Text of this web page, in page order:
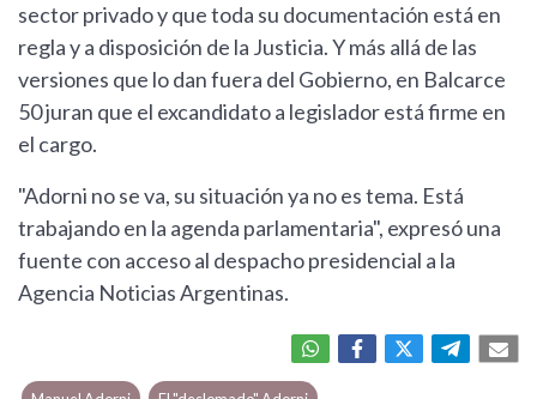
sector privado y que toda su documentación está en
regla y a disposición de la Justicia. Y más allá de las
versiones que lo dan fuera del Gobierno, en Balcarce
50 juran que el excandidato a legislador está firme en
el cargo.
"Adorni no se va, su situación ya no es tema. Está
trabajando en la agenda parlamentaria", expresó una
fuente con acceso al despacho presidencial a la
Agencia Noticias Argentinas.